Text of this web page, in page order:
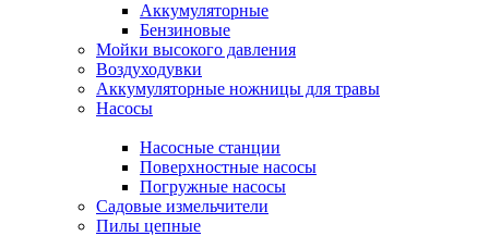
Аккумуляторные
Бензиновые
Мойки высокого давления
Воздуходувки
Аккумуляторные ножницы для травы
Насосы
Насосные станции
Поверхностные насосы
Погружные насосы
Садовые измельчители
Пилы цепные